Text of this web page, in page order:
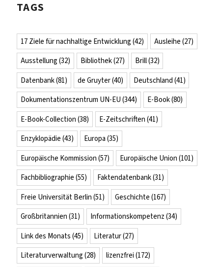
TAGS
17 Ziele für nachhaltige Entwicklung (42) Ausleihe (27)
Ausstellung (32) Bibliothek(27) Brill(32)
Datenbank(81) de Gruyter(40) Deutschland (41)
Dokumentationszentrum UN-EU (344) E-Book(80)
E-Book-Collection (38) E-Zeitschriften (41)
Enzyklopädie (43) Europa (35)
Europäische Kommission (57) Europäische Union (101)
Fachbibliographie (55) Faktendatenbank(31)
Freie Universität Berlin (51) Geschichte (167)
Großbritannien (31) Informationskompetenz (34)
Link des Monats (45) Literatur(27)
Literaturverwaltung (28) lizenzfrei (172)